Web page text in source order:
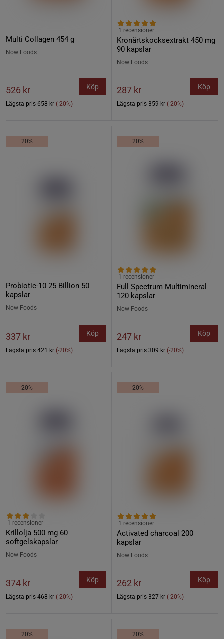
Multi Collagen 454 g
Now Foods
526 kr
Lägsta pris 658 kr (-20%)
Köp
Kronärtskocksextrakt 450 mg
90 kapslar
1 recensioner
Now Foods
287 kr
Lägsta pris 359 kr (-20%)
Köp
20%
Probiotic-10 25 Billion 50
kapslar
Now Foods
337 kr
Lägsta pris 421 kr (-20%)
Köp
20%
Full Spectrum Multimineral
120 kapslar
1 recensioner
Now Foods
247 kr
Lägsta pris 309 kr (-20%)
Köp
20%
Krillolja 500 mg 60
softgelskapslar
1 recensioner
Now Foods
374 kr
Lägsta pris 468 kr (-20%)
Köp
20%
Activated charcoal 200
kapslar
1 recensioner
Now Foods
262 kr
Lägsta pris 327 kr (-20%)
Köp
20% 20%